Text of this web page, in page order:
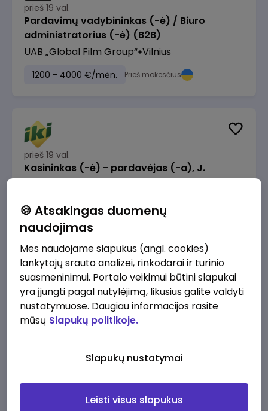
prieš 19 val.
Pardavimų vadybininkas (-ė) / Biuro
administratorius (-ė) (B2B)
UAB „Global Film Group“ Vilnius
1200 - 4000 €/mėn. Prieš mokesčius
prieš 19 val.
Kasininkas (-ė) - pardavėjas (-a), J.
Basanavičiaus g. 6, Jonava
1230 - 1325 €/mėn.
prieš 23 val.
Užsakymų komplektuotojas (-a) Vilniuje
(Gariūnai)
🍪 Atsakingas duomenų
naudojimas
Mes naudojame slapukus (angl. cookies)
lankytojų srauto analizei, rinkodarai ir turinio
suasmeninimui. Portalo veikimui būtini slapukai
yra įjungti pagal nutylėjimą, likusius galite valdyti
nustatymuose. Daugiau informacijos rasite
mūsų Slapukų politikoje.
Slapukų nustatymai
Leisti visus slapukus